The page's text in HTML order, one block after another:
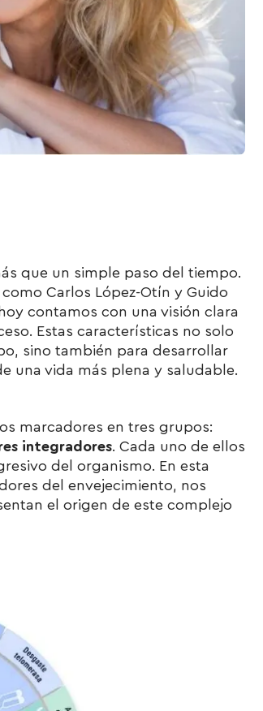
que un simple paso del tiempo.
Carlos López-Otín y Guido
contamos con una visión clara
Estas características no solo
sino también para desarrollar
una vida más plena y saludable.
marcadores en tres grupos:
integradores. Cada uno de ellos
del organismo. En esta
del envejecimiento, nos
el origen de este complejo